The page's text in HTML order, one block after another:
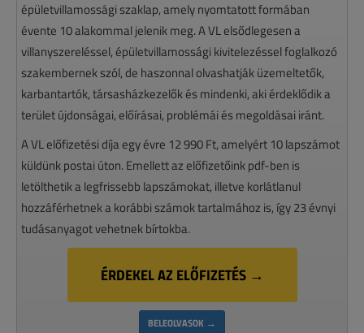
épületvillamossági szaklap, amely nyomtatott formában
évente 10 alakommal jelenik meg. A VL elsődlegesen a
villanyszereléssel, épületvillamossági kivitelezéssel foglalkozó
szakembernek szól, de haszonnal olvashatják üzemeltetők,
karbantartók, társasházkezelők és mindenki, aki érdeklődik a
terület újdonságai, előírásai, problémái és megoldásai iránt.
A VL előfizetési díja egy évre 12 990 Ft, amelyért 10 lapszámot
küldünk postai úton. Emellett az előfizetőink pdf-ben is
letölthetik a legfrissebb lapszámokat, illetve korlátlanul
hozzáférhetnek a korábbi számok tartalmához is, így 23 évnyi
tudásanyagot vehetnek bírtokba.
ÉRDEKEL AZ ELŐFIZETÉS →
BELEOLVASOK →